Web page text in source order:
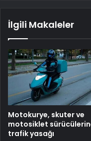
İlgili Makaleler
Motokurye, skuter ve
motosiklet
trafik yasağı